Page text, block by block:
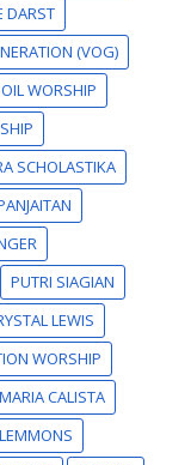
DARST
(VOG)
OIL WORSHIP
SCHOLASTIKA
PUTRI SIAGIAN
LEWIS
WORSHIP
MARIA CALISTA